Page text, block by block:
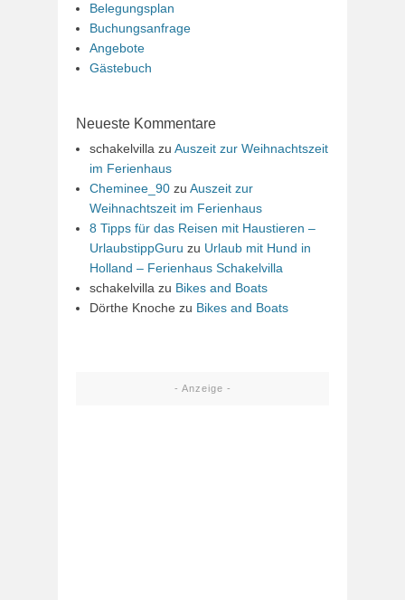
Belegungsplan
Buchungsanfrage
Angebote
Gästebuch
Neueste Kommentare
schakelvilla zu Auszeit zur Weihnachtszeit
im Ferienhaus
Cheminee_90 zu Auszeit zur
Weihnachtszeit im Ferienhaus
8 Tipps für das Reisen mit Haustieren –
UrlaubstippGuru zu Urlaub mit Hund in
Holland – Ferienhaus Schakelvilla
schakelvilla zu Bikes and Boats
Dörthe Knoche zu Bikes and Boats
- Anzeige -